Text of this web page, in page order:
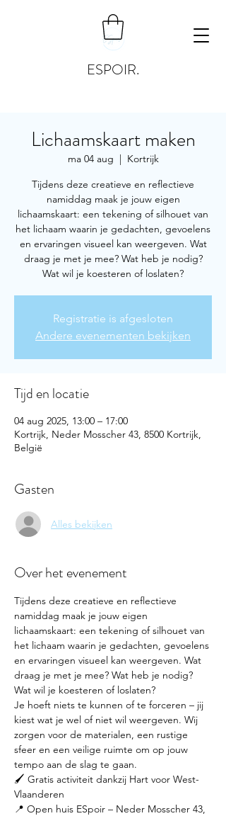
ESPOIR.
Lichaamskaart maken
ma 04 aug
  |
Kortrijk
Tijdens deze creatieve en reflectieve
namiddag maak je jouw eigen
lichaamskaart: een tekening of silhouet van
het lichaam waarin je gedachten, gevoelens
en ervaringen visueel kan weergeven. Wat
draag je met je mee? Wat heb je nodig?
Wat wil je koesteren of loslaten?
Registratie is afgesloten
Andere evenementen bekijken
Tijd en locatie
04 aug 2025, 13:00 – 17:00
Kortrijk, Neder Mosscher 43, 8500 Kortrijk,
België
Gasten
Alles bekijken
Over het evenement
Tijdens deze creatieve en reflectieve
namiddag maak je jouw eigen
lichaamskaart: een tekening of silhouet van
het lichaam waarin je gedachten, gevoelens
en ervaringen visueel kan weergeven. Wat
draag je met je mee? Wat heb je nodig?
Wat wil je koesteren of loslaten?
Je hoeft niets te kunnen of te forceren – jij
kiest wat je wel of niet wil weergeven. Wij
zorgen voor de materialen, een rustige
sfeer en een veilige ruimte om op jouw
tempo aan de slag te gaan.
🖌️ Gratis activiteit dankzij Hart voor West-
Vlaanderen
📍 Open huis ESpoir – Neder Mosscher 43,